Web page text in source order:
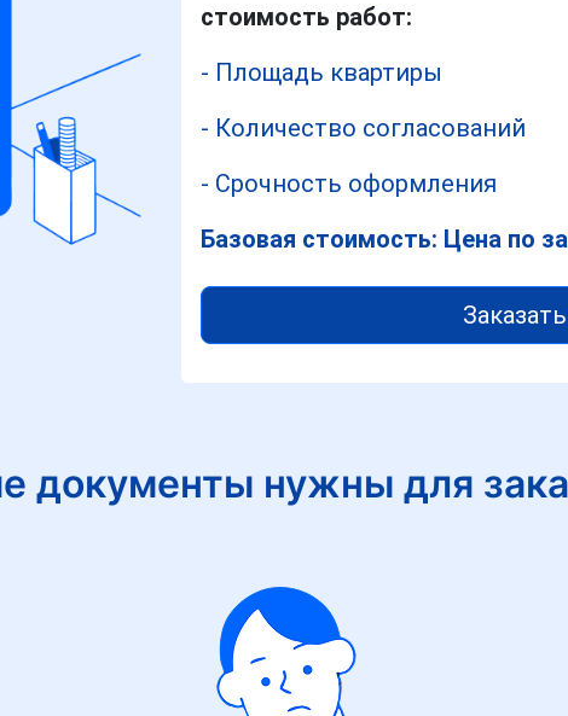
стоимость работ:
- Площадь квартиры
- Количество согласований
- Срочность оформления
Базовая стоимость: Цена по
документы нужны для